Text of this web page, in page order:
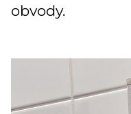
obvody.